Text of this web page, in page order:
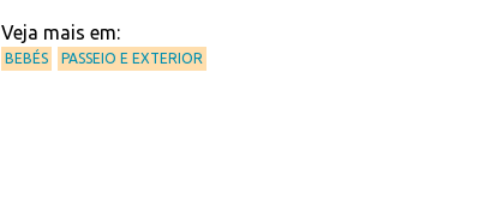
Veja mais em:
BEBÉS PASSEIO E EXTERIOR